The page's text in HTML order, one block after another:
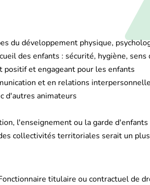
du développement physique,
des enfants : sécurité, hygiène,
positif et engageant pour les enfants
et en relations
d'autres animateurs
l'enseignement ou la garde
collectivités territoriales serait un plus
titulaire ou contractuel de